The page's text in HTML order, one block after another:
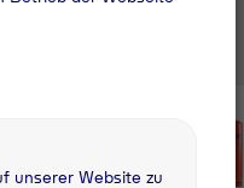
unserer Website zu